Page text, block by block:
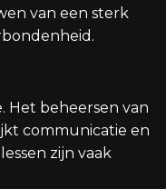
van een sterk
Het beheersen van
communicatie en
zijn vaak